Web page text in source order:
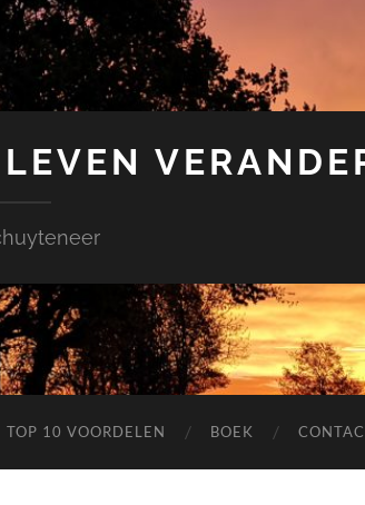
TOP 10 VOORDELEN BOEK